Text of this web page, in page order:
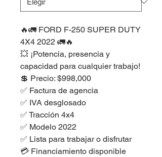
🔥🚛 FORD F-250 SUPER DUTY
4X4 2022 🚛🔥
💥 ¡Potencia, presencia y
capacidad para cualquier trabajo!
💲 Precio: $998,000
✅ Factura de agencia
✅ IVA desglosado
✅ Tracción 4x4
✅ Modelo 2022
✅ Lista para trabajar o disfrutar
💳 Financiamiento disponible